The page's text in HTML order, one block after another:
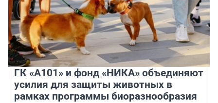
ГК «А101» и фонд «НИКА» объединяют
усилия для защиты животных в
рамках программы биоразнообразия